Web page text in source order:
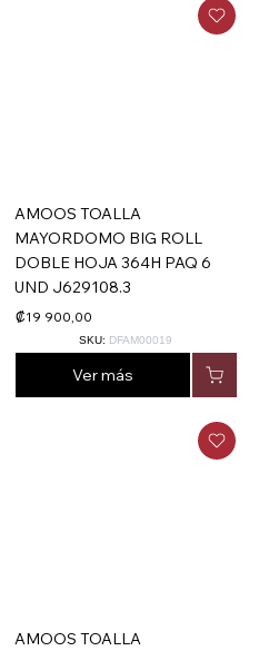
AMOOS TOALLA
MAYORDOMO BIG ROLL
DOBLE HOJA 364H PAQ 6
UND J629108.3
₡19 900,00
Ver más
SKU: DFAM00019
AMOOS TOALLA